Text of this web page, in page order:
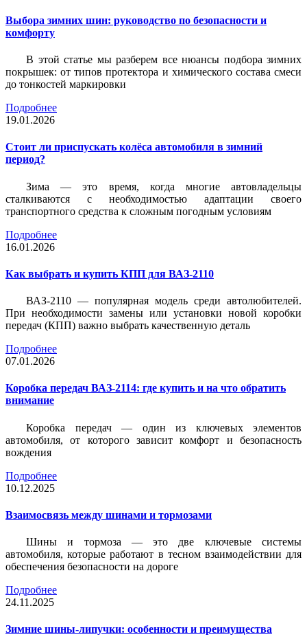
Выбора зимних шин: руководство по безопасности и
комфорту
В этой статье мы разберем все нюансы подбора зимних
покрышек: от типов протектора и химического состава смеси
до тонкостей маркировки
Подробнее
19.01.2026
Стоит ли приспускать колёса автомобиля в зимний
период?
Зима — это время, когда многие автовладельцы
сталкиваются с необходимостью адаптации своего
транспортного средства к сложным погодным условиям
Подробнее
16.01.2026
Как выбрать и купить КПП для ВАЗ-2110
ВАЗ-2110 — популярная модель среди автолюбителей.
При необходимости замены или установки новой коробки
передач (КПП) важно выбрать качественную деталь
Подробнее
07.01.2026
Коробка передач ВАЗ-2114: где купить и на что обратить
внимание
Коробка передач — один из ключевых элементов
автомобиля, от которого зависит комфорт и безопасность
вождения
Подробнее
10.12.2025
Взаимосвязь между шинами и тормозами
Шины и тормоза — это две ключевые системы
автомобиля, которые работают в тесном взаимодействии для
обеспечения безопасности на дороге
Подробнее
24.11.2025
Зимние шины-липучки: особенности и преимущества